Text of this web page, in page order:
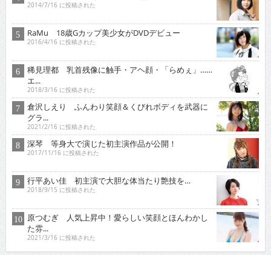
2014/7/16 に投稿された
RaMu 18歳Gカップ美少女がDVDデビュー
2016/4/16 に投稿された
稀見理都 乳首残像に触手・アヘ顔・「らめぇ」……
エ...
2018/3/16 に投稿された
倉沢しえり ふんわり笑顔＆くびれボディを武器に
グラ...
2021/2/16 に投稿された
深琴 等身大で演じた初主演作品が公開！
2017/11/16 に投稿された
行平あい佳 初主演で大胆な体当たり艶技を…
2018/9/15 に投稿された
原つむぎ 人気上昇中！愛らしい笑顔とほんわかし
た雰...
2021/3/16 に投稿された